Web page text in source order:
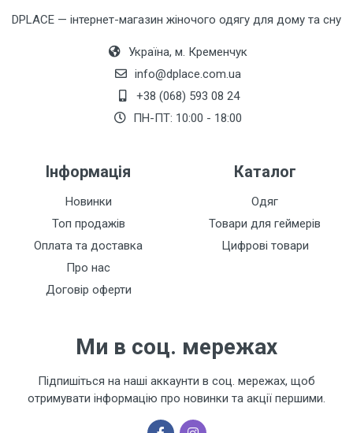
Залишити відгук
DPLACE — інтернет-магазин жіночого одягу для дому та сну
Україна, м. Кременчук
info@dplace.com.ua
+38 (068) 593 08 24
ПН-ПТ: 10:00 - 18:00
Інформація
Новинки
Топ продажів
Оплата та доставка
Про нас
Договір оферти
Каталог
Одяг
Товари для геймерів
Цифрові товари
Ми в соц. мережах
Підпишіться на наші аккаунти в соц. мережах, щоб
отримувати інформацію про новинки та акції першими.